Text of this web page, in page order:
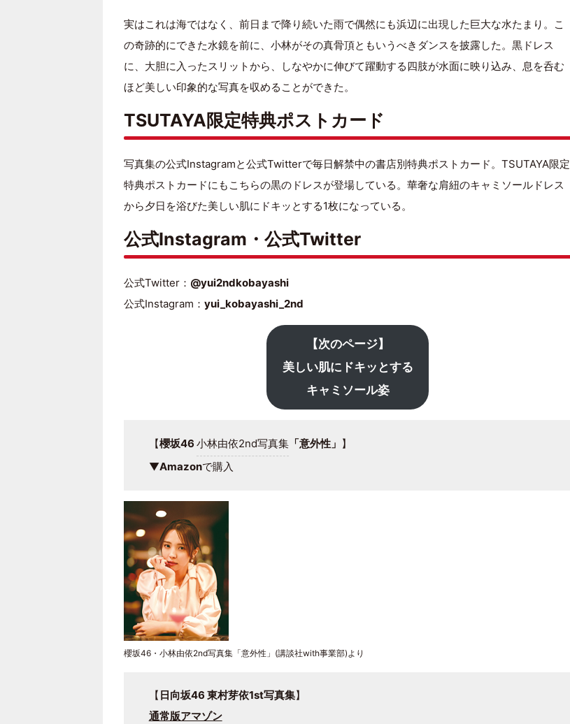
実はこれは海ではなく、前日まで降り続いた雨で偶然にも浜辺に出現した巨大な水たまり。こ
の奇跡的にできた水鏡を前に、小林がその真骨頂ともいうべきダンスを披露した。黒ドレス
に、大胆に入ったスリットから、しなやかに伸びて躍動する四肢が水面に映り込み、息を呑む
ほど美しい印象的な写真を収めることができた。
TSUTAYA限定特典ポストカード
写真集の公式Instagramと公式Twitterで毎日解禁中の書店別特典ポストカード。TSUTAYA限定
特典ポストカードにもこちらの黒のドレスが登場している。華奢な肩紐のキャミソールドレス
から夕日を浴びた美しい肌にドキッとする1枚になっている。
公式Instagram・公式Twitter
公式Twitter： @yui2ndkobayashi
公式Instagram： yui_kobayashi_2nd
【次のページ】
美しい肌にドキッとする
キャミソール姿
【櫻坂46 小林由依2nd写真集「意外性」 】
▼Amazonで購入
櫻坂46・小林由依2nd写真集「意外性」(講談社with事業部)より
【 日向坂46 東村芽依1st写真集】
通常版アマゾン